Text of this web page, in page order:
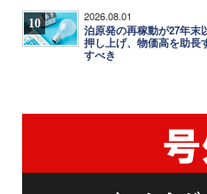
10 2026.08.01
泊原発の再稼動が27年
押し上げ、物価高を助長
すべき